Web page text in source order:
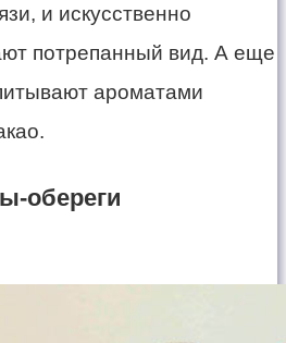
и искусственно
потрепанный вид. А еще
ароматами
обереги